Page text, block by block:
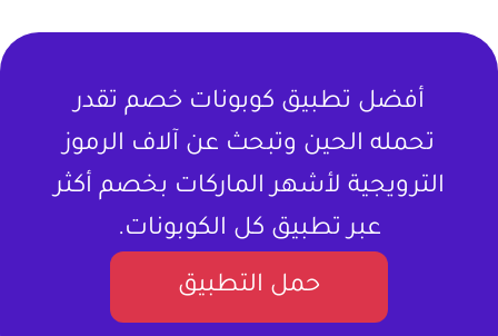
أفضل تطبيق كوبونات خصم تقدر
تحمله الحين وتبحث عن آلاف الرموز
الترويجية لأشهر الماركات بخصم أكثر
عبر تطبيق كل الكوبونات.
حمل التطبيق